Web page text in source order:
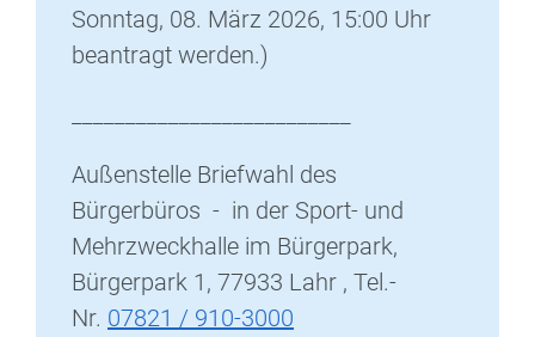
Sonntag, 08. März 2026, 15:00 Uhr
beantragt werden.)
Außenstelle Briefwahl des
Bürgerbüros - in der Sport- und
Mehrzweckhalle im Bürgerpark,
Bürgerpark 1, 77933 Lahr , Tel.-
Nr. 07821 / 910-3000